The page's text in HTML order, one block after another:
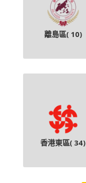
離島區( 10)
香港東區( 34)